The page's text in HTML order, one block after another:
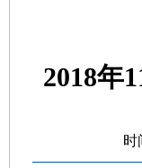
2018年
时